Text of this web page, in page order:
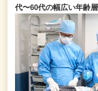
代〜60代の幅広い年齢